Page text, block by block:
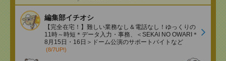
編集部イチオシ
【完全在宅！】難しい業務なし＆電話なし！ゆっくりの
11時～時短＊データ入力・事務、＜SEKAI NO OWARI＊
8月15日・16日＞ドーム公演のサポートバイトなど
(8/7UP!)